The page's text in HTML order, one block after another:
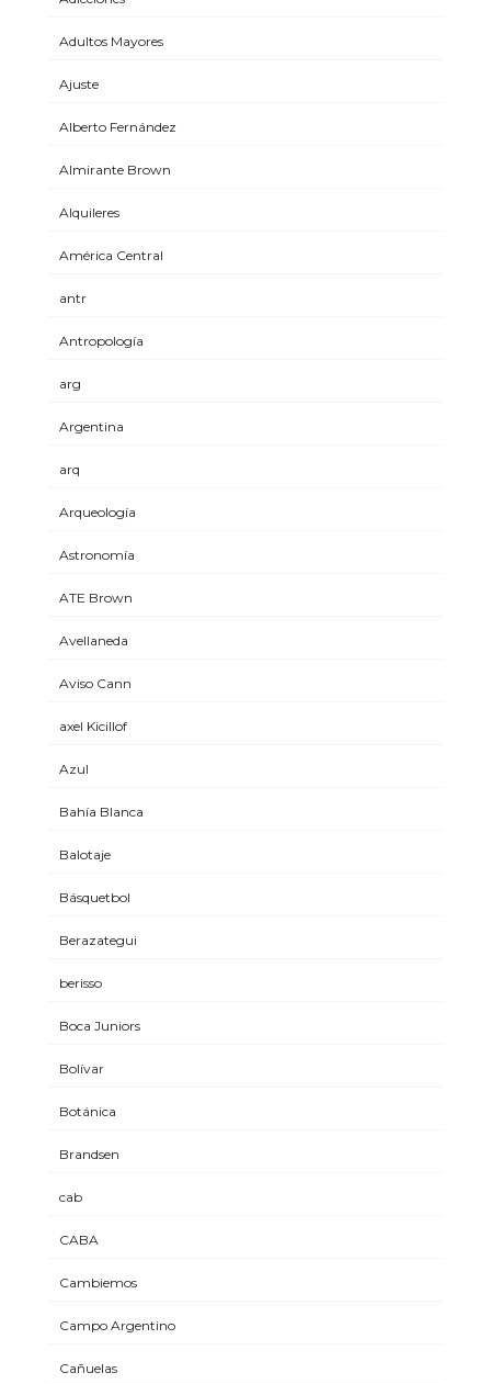
Adultos Mayores
Ajuste
Alberto Fernández
Almirante Brown
Alquileres
América Central
antr
Antropología
arg
Argentina
arq
Arqueología
Astronomía
ATE Brown
Avellaneda
Aviso Cann
axel Kicillof
Azul
Bahía Blanca
Balotaje
Básquetbol
Berazategui
berisso
Boca Juniors
Bolívar
Botánica
Brandsen
cab
CABA
Cambiemos
Campo Argentino
Cañuelas